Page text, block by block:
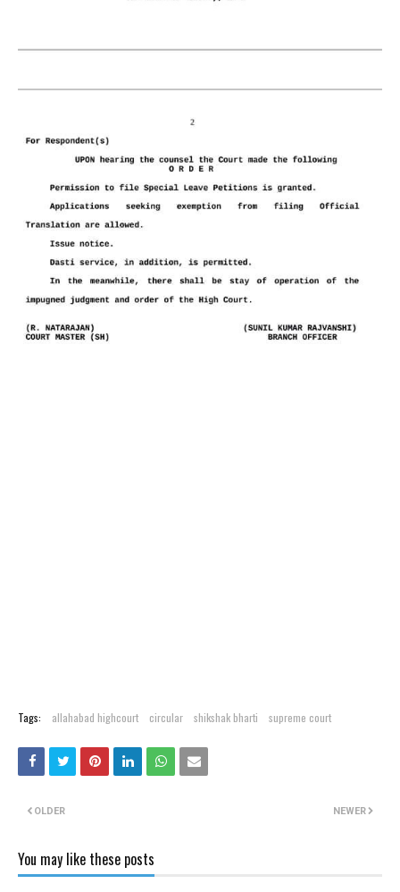
Tags: allahabad highcourt circular shikshak bharti supreme court
NEWER
OLDER
You may like these posts